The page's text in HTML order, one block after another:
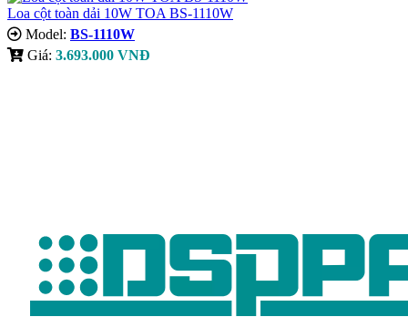
Loa cột toàn dải 10W TOA BS-1110W
Model: BS-1110W
Giá: 3.693.000 VNĐ